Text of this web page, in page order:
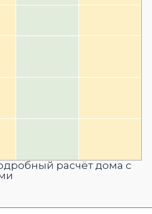
расчёт дома с